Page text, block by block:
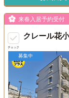
チェック
来春入居予約受付
クレール花
募集中